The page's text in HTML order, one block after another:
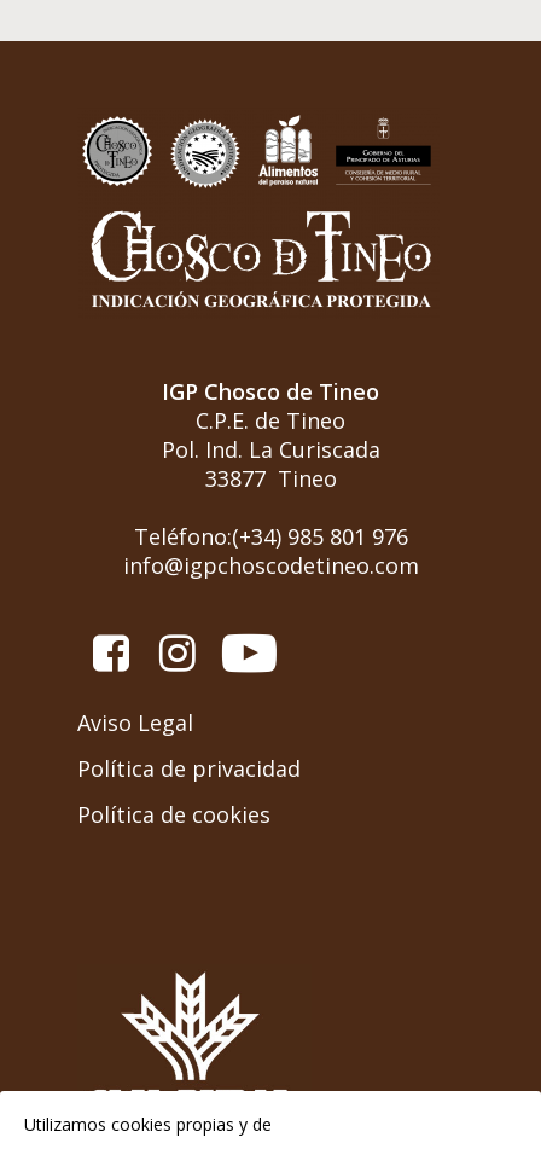
IGP Chosco de Tineo
C.P.E. de Tineo
Pol. Ind. La Curiscada
33877 Tineo
Teléfono:(+34) 985 801 976
info@igpchoscodetineo.com
Aviso Legal
Política de privacidad
Política de cookies
Utilizamos cookies propias y de